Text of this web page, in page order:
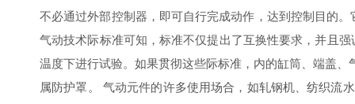
不必通过外部控制器，即可自行完成动作，达到控制目的
气动技术际标准可知，标准不仅提出了互换性要求，并且
温度下进行试验。如果贯彻这些际标准，内的缸筒、端盖
属防护罩。 气动元件的许多使用场合，如轧钢机、纺织流